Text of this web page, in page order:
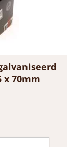
x 70mm